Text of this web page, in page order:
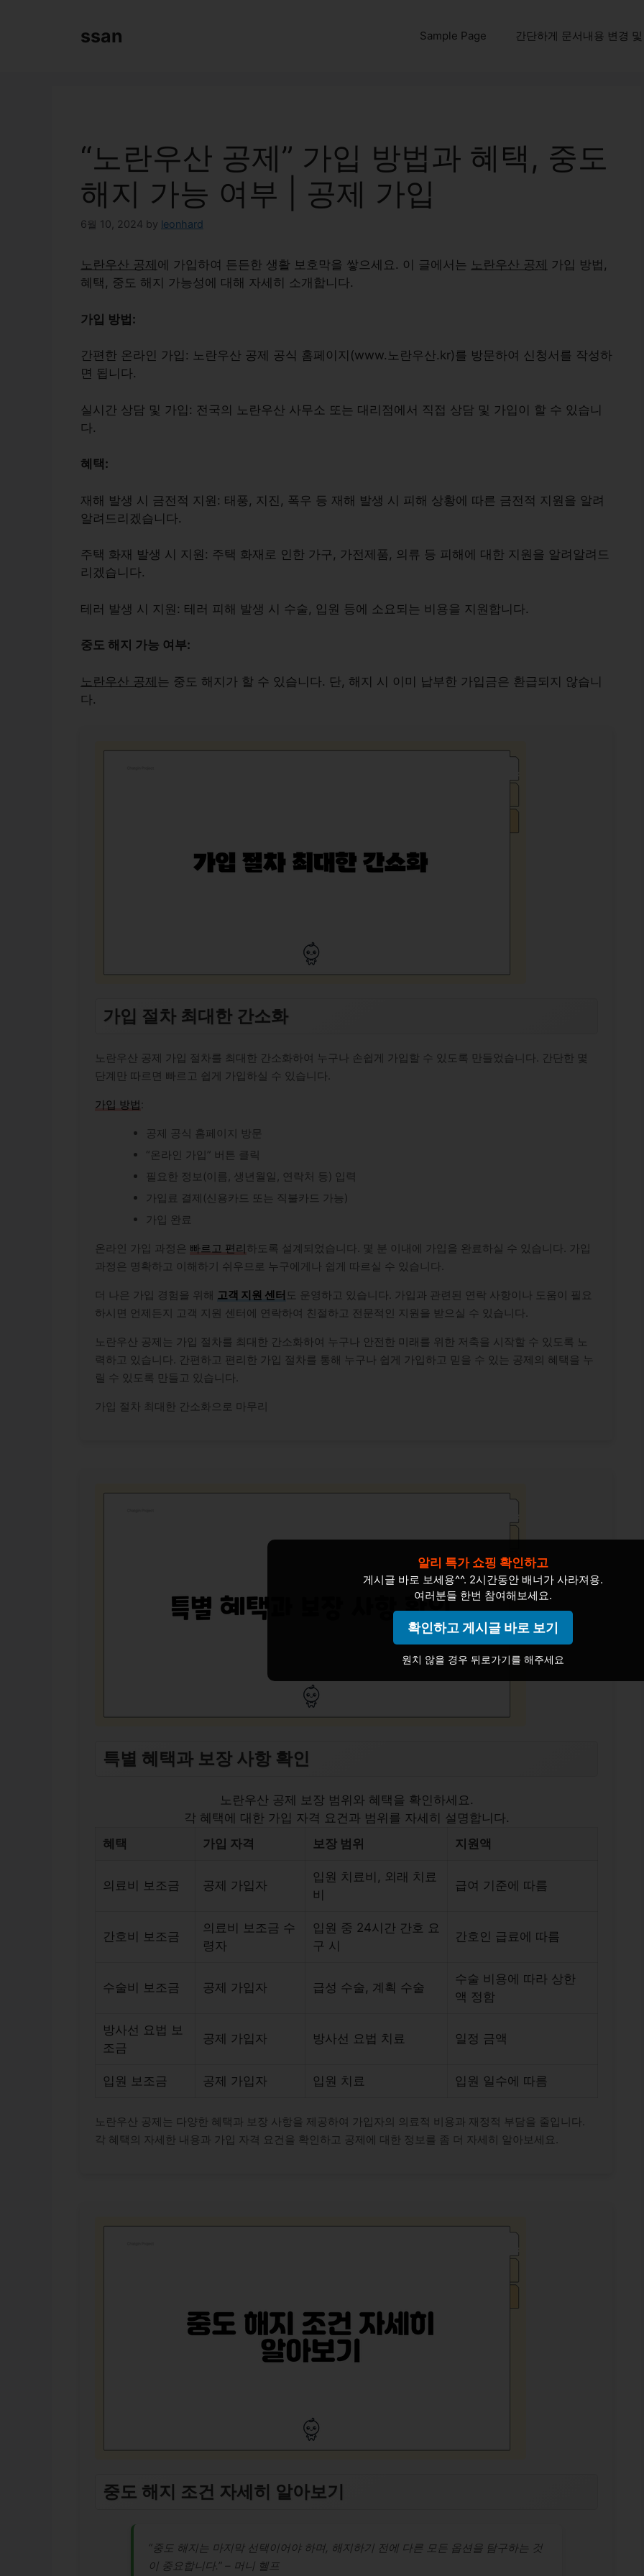
ssan Sample Page 간단하게 문서내용 변경
“노란우산 공제” 가입 방법과 혜택, 중도
해지 가능 여부 | 공제 가입
6월 10, 2024 by leonhard
노란우산 공제 에 가입하여 든든한 생활 보호막을 쌓으세요. 이 글에서는 노란우산 공제
가입 방법,
혜택, 중도 해지 가능성에 대해 자세히 소개합니다.
가입 방법:
간편한 온라인 가입 : 노란우산 공제 공식 홈페이지(www.노란우산.kr)를 방문하여 신청서를 작성하
면 됩니다.
실시간 상담 및 가입 : 전국의 노란우산 사무소 또는 대리점에서 직접 상담 및 가입이 할 수 있습니
다.
혜택:
재해 발생 시 금전적 지원 : 태풍, 지진, 폭우 등 재해 발생 시 피해 상황에 따른 금전적 지원을 알려
알려드리겠습니다.
주택 화재 발생 시 지원 : 주택 화재로 인한 가구, 가전제품, 의류 등 피해에 대한 지원을 알려알려드
리겠습니다.
테러 발생 시 지원 : 테러 피해 발생 시 수술, 입원 등에 소요되는 비용을 지원합니다.
중도 해지 가능 여부:
노란우산 공제 는 중도 해지가 할 수 있습니다. 단, 해지 시 이미 납부한 가입금은 환급되지 않습니
다.
가입 절차 최대한 간소화
노란우산 공제 가입 절차를 최대한 간소화하여 누구나 손쉽게 가입할 수 있도록 만들었습니다. 간단한 몇
단계만 따르면 빠르고 쉽게 가입하실 수 있습니다.
가입 방법:
공제 공식 홈페이지 방문
“온라인 가입” 버튼 클릭
필요한 정보(이름, 생년월일, 연락처 등) 입력
가입료 결제(신용카드 또는 직불카드 가능)
가입 완료
온라인 가입 과정은 빠르고 편리하도록 설계되었습니다. 몇 분 이내에 가입을 완료하실 수 있습니다. 가입
과정은 명확하고 이해하기 쉬우므로 누구에게나 쉽게 따르실 수 있습니다.
더 나은 가입 경험을 위해 고객 지원 센터 도 운영하고 있습니다. 가입과 관련된 연락 사항이나 도움이 필요
하시면 언제든지 고객 지원 센터에 연락하여 친절하고 전문적인 지원을 받으실 수 있습니다.
노란우산 공제는 가입 절차를 최대한 간소화하여 누구나 안전한 미래를 위한 저축을 시작할 수 있도록 노
력하고 있습니다. 간편하고 편리한 가입 절차를 통해 누구나 쉽게 가입하고 믿을 수 있는 공제의 혜택을 누
릴 수 있도록 만들고 있습니다.
가입 절차 최대한 간소화으로 마무리
특별 혜택과 보장 사항 확인
노란우산 공제 보장 범위와 혜택을 확인하세요.
각 혜택에 대한 가입 자격 요건과 범위를 자세히 설명합니다.
혜택
가입 자격 보장 범위 지원액
의료비 보조금 공제 가입자
입원 치료비, 외래 치료
비
급여 기준에 따름
간호비 보조금
의료비 보조금 수
령자
입원 중 24시간 간호 요
구 시
간호인 급료에 따름
수술비 보조금 공제 가입자 급성 수술, 계획 수술
수술 비용에 따라 상한
액 정함
방사선 요법 보
조금
공제 가입자 방사선 요법 치료 일정 금액
입원 보조금 공제 가입자 입원 치료 입원 일수에 따름
노란우산 공제는 다양한 혜택과 보장 사항을 제공하여 가입자의 의료적 비용과 재정적 부담을 줄입니다.
각 혜택의 자세한 내용과 가입 자격 요건을 확인하고 공제에 대한 정보를 좀 더 자세히 알아보세요.
중도 해지 조건 자세히 알아보기
“중도 해지는 마지막 선택이어야 하며, 해지하기 전에 다른 모든 옵션을 탐구하는 것
이 중요합니다.” – 머니 헬프
알리 특가 쇼핑 확인하고
게시글 바로 보세용^^. 2시간동안 배너가 사라져용.
여러분들 한번 참여해보세요.
확인하고 게시글 바로 보기
원치 않을 경우 뒤로가기를 해주세요